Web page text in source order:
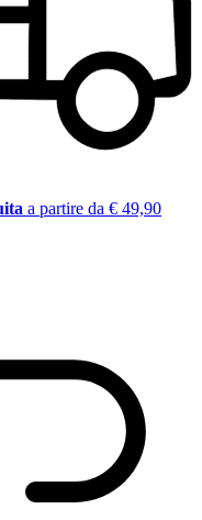
a partire da € 49,90